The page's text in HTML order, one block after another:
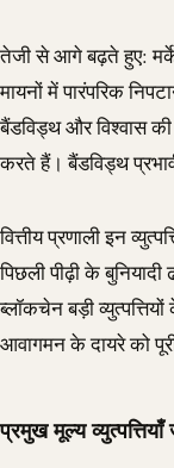
तेजी से आगे बढ़ते हुए:
मायनों में पारंपरिक
बैंडविड्थ और विश्वास
करते हैं। बैंडविड्थ
वित्तीय प्रणाली इन
पिछली पीढ़ी के
ब्लॉकचेन बड़ी
आवागमन के दायरे को
प्रमुख मूल्य